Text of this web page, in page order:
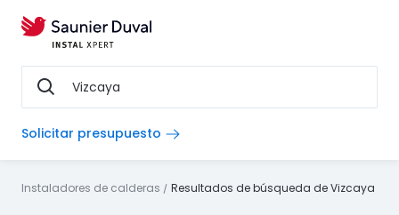
Solicitar presupuesto
Instaladores de calderas Resultados de búsqueda deVizcaya